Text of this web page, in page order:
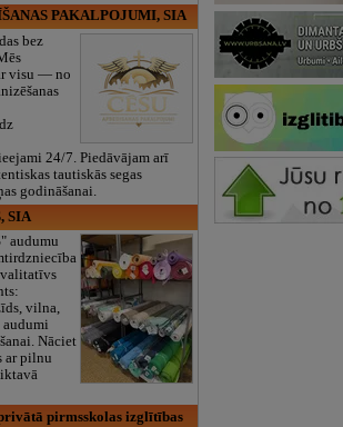
PAKALPOJUMI, SIA
bez
visu — no
24/7. Piedāvājam arī
tautiskās segas
godināšanai.
SIA
audumu
vilna,
Nāciet
ar pilnu
pirmsskolas izglītības